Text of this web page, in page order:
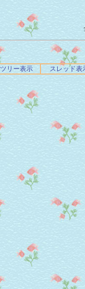
ツリー表示 スレッド表